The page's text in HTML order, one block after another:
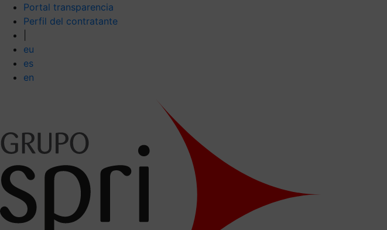
Portal transparencia
Perfil del contratante
eu
es
en